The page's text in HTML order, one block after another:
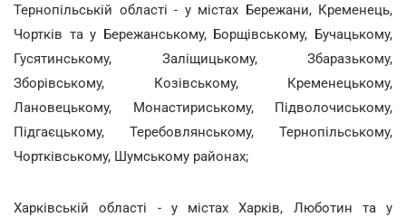
Тернопільській області - у містах Бережани, Кременець,
Чортків та у Бережанському, Борщівському, Бучацькому,
Гусятинському, Заліщицькому, Збаразькому,
Зборівському, Козівському, Кременецькому,
Лановецькому, Монастириському, Підволочиському,
Підгаєцькому, Теребовлянському, Тернопільському,
Чортківському, Шумському районах;
Харківській області - у містах Харків, Люботин та у